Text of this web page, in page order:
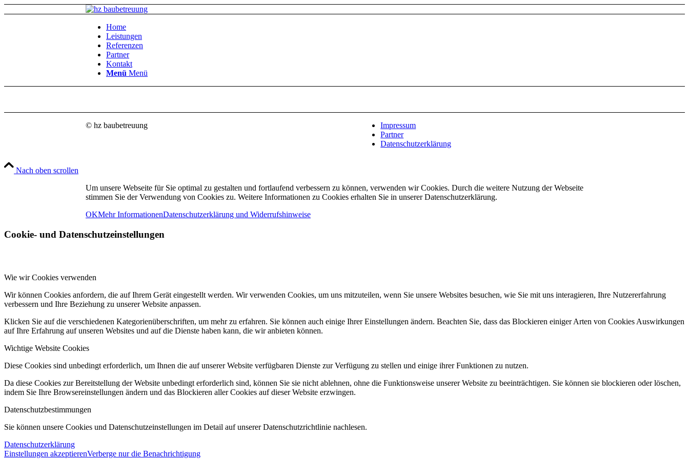
Home
Leistungen
Referenzen
Partner
Kontakt
Menü Menü
© hz baubetreuung
Impressum
Partner
Datenschutzerklärung
Nach oben scrollen
Um unsere Webseite für Sie optimal zu gestalten und fortlaufend verbessern zu können, verwenden wir Cookies. Durch die weitere Nutzung der Webseite
stimmen Sie der Verwendung von Cookies zu. Weitere Informationen zu Cookies erhalten Sie in unserer Datenschutzerklärung.
OKMehr InformationenDatenschutzerklärung und Widerrufshinweise
Cookie- und Datenschutzeinstellungen
Wie wir Cookies verwenden
Wir können Cookies anfordern, die auf Ihrem Gerät eingestellt werden. Wir verwenden Cookies, um uns mitzuteilen, wenn Sie unsere Websites besuchen, wie Sie mit uns interagieren, Ihre Nutzererfahrung
verbessern und Ihre Beziehung zu unserer Website anpassen.
Klicken Sie auf die verschiedenen Kategorienüberschriften, um mehr zu erfahren. Sie können auch einige Ihrer Einstellungen ändern. Beachten Sie, dass das Blockieren einiger Arten von Cookies Auswirkungen
auf Ihre Erfahrung auf unseren Websites und auf die Dienste haben kann, die wir anbieten können.
Wichtige Website Cookies
Diese Cookies sind unbedingt erforderlich, um Ihnen die auf unserer Website verfügbaren Dienste zur Verfügung zu stellen und einige ihrer Funktionen zu nutzen.
Da diese Cookies zur Bereitstellung der Website unbedingt erforderlich sind, können Sie sie nicht ablehnen, ohne die Funktionsweise unserer Website zu beeinträchtigen. Sie können sie blockieren oder löschen,
indem Sie Ihre Browsereinstellungen ändern und das Blockieren aller Cookies auf dieser Website erzwingen.
Datenschutzbestimmungen
Sie können unsere Cookies und Datenschutzeinstellungen im Detail auf unserer Datenschutzrichtlinie nachlesen.
Datenschutzerklärung
Einstellungen akzeptierenVerberge nur die Benachrichtigung